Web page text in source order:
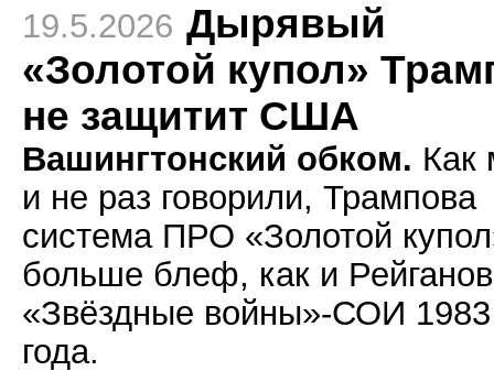
19.5.2026 Дырявый
«Золотой купол»
не защитит США
Вашингтонский обком. Как
и не раз говорили, Трампова
система ПРО «Золотой
больше блеф, как и
«Звёздные войны»-СОИ 1983
года.